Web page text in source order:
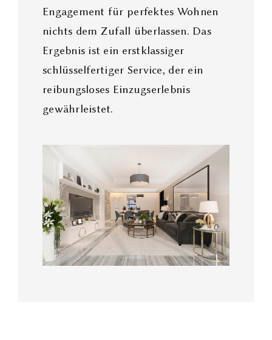
Engagement für perfektes Wohnen
nichts dem Zufall überlassen. Das
Ergebnis ist ein erstklassiger
schlüsselfertiger Service, der ein
reibungsloses Einzugserlebnis
gewährleistet.